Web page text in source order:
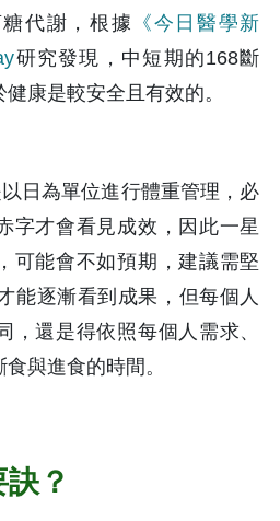
代謝，根據 《今日醫學新
研究發現，中短期的168斷
康是較安全且有效的。
日為單位進行體重管理，必
字才會看見成效，因此一星
可能會不如預期，建議需堅
能逐漸看到成果，但每個人
，還是得依照每個人需求、
與進食的時間。
？